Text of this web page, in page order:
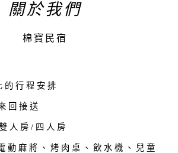
關於我們
棉寶民宿
的行程安排
回接送
人房/四人房
動麻將、烤肉桌、飲水機、兒童